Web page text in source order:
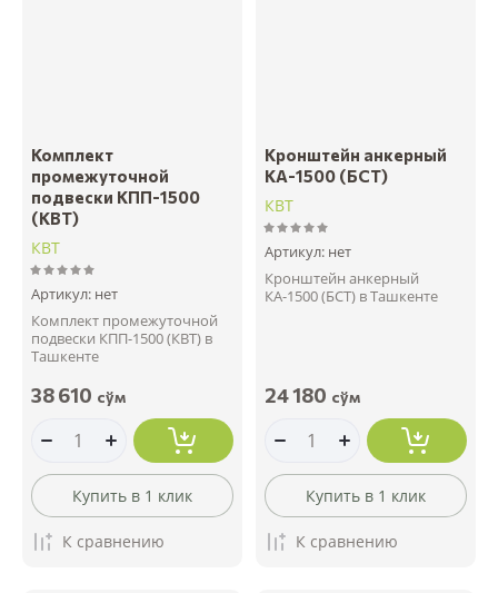
Комплект
промежуточной
подвески КПП-1500
(КВТ)
КВТ
Артикул: нет
Комплект промежуточной
подвески КПП-1500 (КВТ) в
Ташкенте
38 610 сўм
Купить в 1 клик
К сравнению
Кронштейн анкерный
КА-1500 (БСТ)
КВТ
Артикул: нет
Кронштейн анкерный
КА-1500 (БСТ) в Ташкенте
24 180 сўм
Купить в 1 клик
К сравнению